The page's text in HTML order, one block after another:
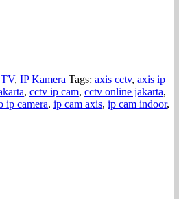
, IP Kamera Tags: axis cctv, axis ip
, cctv ip cam, cctv online jakarta,
ip camera, ip cam axis, ip cam indoor,